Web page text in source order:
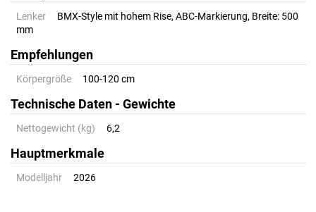
Lenker
BMX-Style mit hohem Rise, ABC-Markierung, Breite: 500
mm
Empfehlungen
Körpergröße 100-120 cm
Technische Daten - Gewichte
Nettogewicht (kg) 6,2
Hauptmerkmale
Modelljahr 2026